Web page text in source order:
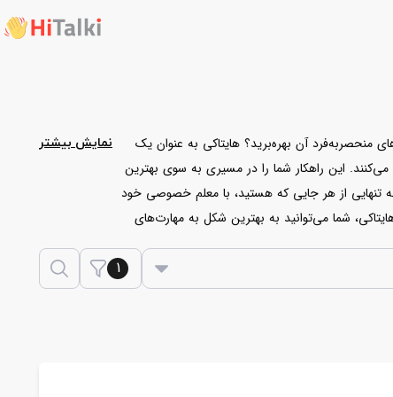
منحصربه‌فرد آن بهره‌برید؟ هایتاکی به عنوان یک
این راهکار شما را در مسیری به سوی بهترین
به تنهایی از هر جایی که هستید، با معلم خصوصی خود
شما می‌توانید به بهترین شکل به مهارت‌های
نمایش بیشتر
1